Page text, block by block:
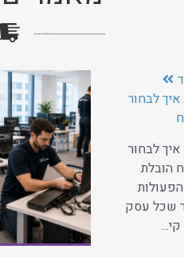
לבחור
לבחור
הובלת
שכל עסק